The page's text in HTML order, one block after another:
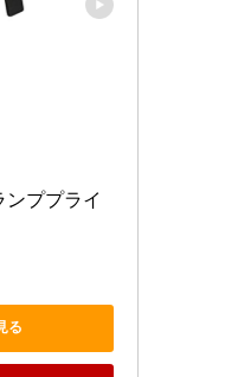
ンププライ
る